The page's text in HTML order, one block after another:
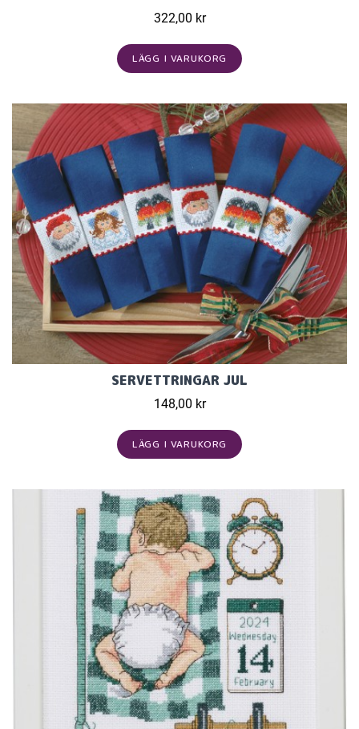
322,00 kr
LÄGG I VARUKORG
SERVETTRINGAR JUL
148,00 kr
LÄGG I VARUKORG